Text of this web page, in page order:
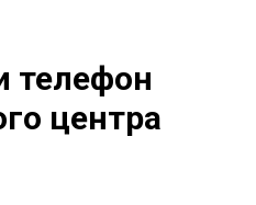
телефон
центра